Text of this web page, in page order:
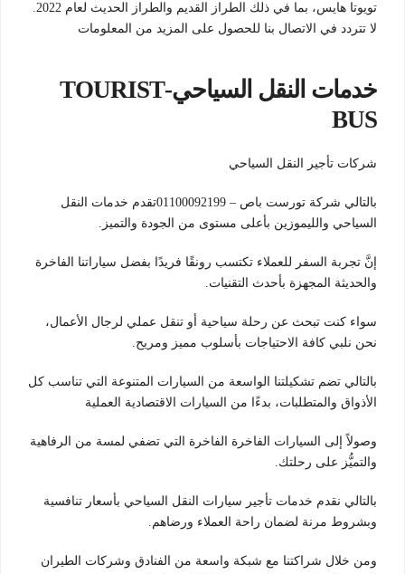
تويوتا هايس، بما في ذلك الطراز القديم والطراز الحديث لعام 2022.
لا تتردد في الاتصال بنا للحصول على المزيد من المعلومات
خدمات النقل السياحي-TOURIST
BUS
شركات تأجير النقل السياحي
بالتالي شركة تورست باص – 01100092199تقدم خدمات النقل
السياحي والليموزين بأعلى مستوى من الجودة والتميز.
إنَّ تجربة السفر للعملاء تكتسب رونقًا فريدًا بفضل سياراتنا الفاخرة
والحديثة المجهزة بأحدث التقنيات.
سواء كنت تبحث عن رحلة سياحية أو تنقل عملي لرجال الأعمال،
نحن نلبي كافة الاحتياجات بأسلوب مميز ومريح.
بالتالي تضم تشكيلتنا الواسعة من السيارات المتنوعة التي تناسب كل
الأذواق والمتطلبات، بدءًا من السيارات الاقتصادية العملية
وصولاً إلى السيارات الفاخرة الفاخرة التي تضفي لمسة من الرفاهية
والتميُّز على رحلتك.
بالتالي نقدم خدمات تأجير سيارات النقل السياحي بأسعار تنافسية
وبشروط مرنة لضمان راحة العملاء ورضاهم.
ومن خلال شراكتنا مع شبكة واسعة من الفنادق وشركات الطيران